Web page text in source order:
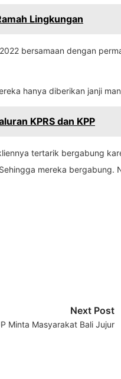
Lingkungan
bersamaan dengan
hanya diberikan janji
KPRS dan KPP
tertarik bergabung
mereka bergabung.
Next Post
Minta Masyarakat Bali Jujur